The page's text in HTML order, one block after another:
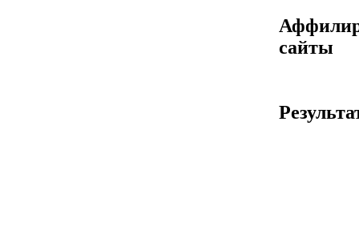
сайты